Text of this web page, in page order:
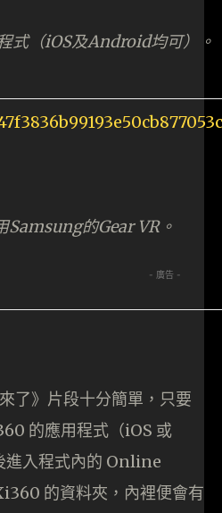
式（iOS及Android均可）。
Samsung的Gear VR。
- 廣告 -
了》片段十分簡單，只要
的應用程式（iOS 或
入程式內的 Online
的資料夾，內裡便會有